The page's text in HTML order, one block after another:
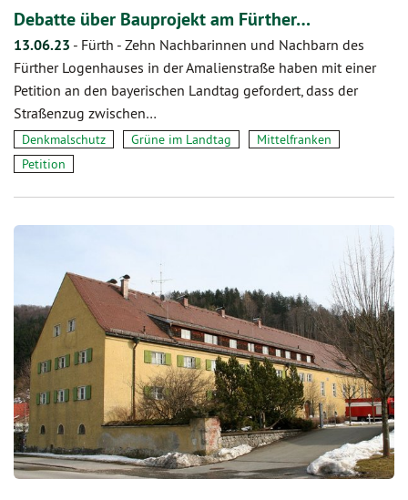
Debatte über Bauprojekt am Fürther…
13.06.23 - Fürth - Zehn Nachbarinnen und Nachbarn des
Fürther Logenhauses in der Amalienstraße haben mit einer
Petition an den bayerischen Landtag gefordert, dass der
Straßenzug zwischen…
Denkmalschutz Grüne im Landtag
Mittelfranken
Petition